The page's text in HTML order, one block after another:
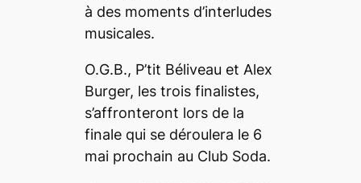
à des moments d’interludes
musicales.
O.G.B., P’tit Béliveau et Alex
Burger, les trois finalistes,
s’affronteront lors de la
finale qui se déroulera le 6
mai prochain au Club Soda.